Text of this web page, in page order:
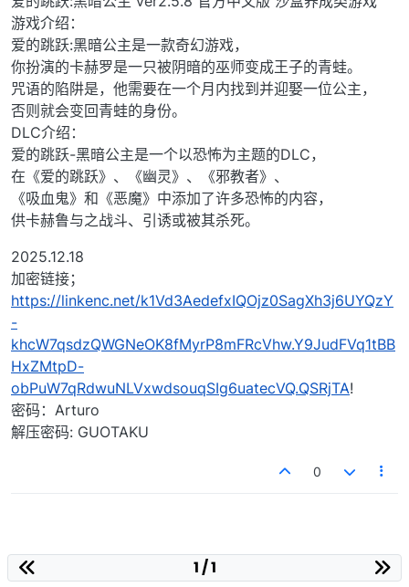
游戏介绍：
爱的跳跃:黑暗公主是一款奇幻游戏，
你扮演的卡赫罗是一只被阴暗的巫师变成王子的青蛙。
咒语的陷阱是，他需要在一个月内找到并迎娶一位公主，
否则就会变回青蛙的身份。
DLC介绍：
爱的跳跃-黑暗公主是一个以恐怖为主题的DLC，
在《爱的跳跃》、《幽灵》、《邪教者》、
《吸血鬼》和《恶魔》中添加了许多恐怖的内容，
供卡赫鲁与之战斗、引诱或被其杀死。
2025.12.18
加密链接；
https://linkenc.net/k1Vd3AedefxIQOjz0SagXh3j6UYQzY
-
khcW7qsdzQWGNeOK8fMyrP8mFRcVhw.Y9JudFVq1tBB
HxZMtpD-
obPuW7qRdwuNLVxwdsouqSIg6uatecVQ.QSRjTA!
密码：Arturo
解压密码: GUOTAKU
0
1 / 1